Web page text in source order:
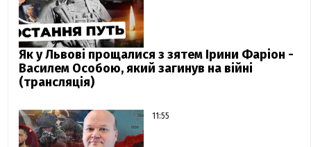
Як у Львові прощалися з зятем Ірини Фаріон -
Василем Особою, який загинув на війні
(трансляція)
11:55